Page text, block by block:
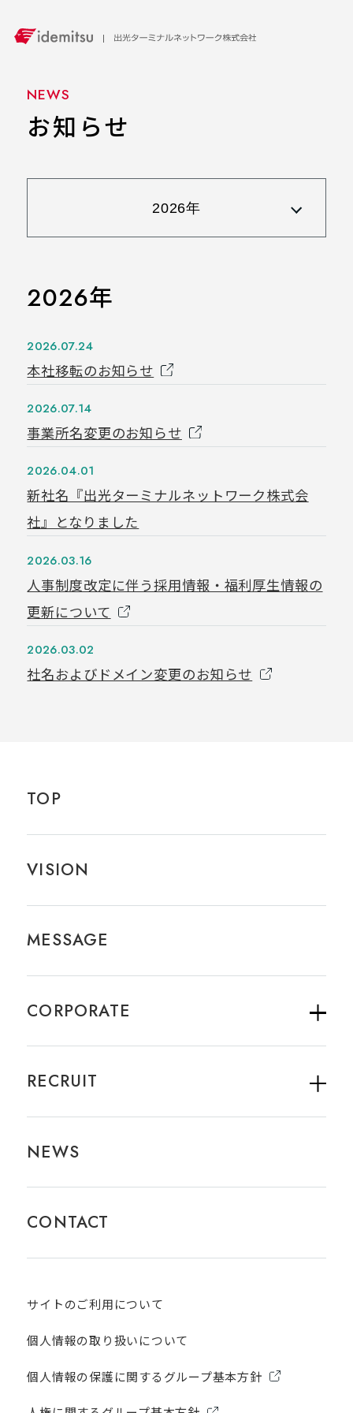
NEWS
お知らせ
2026年
2026.07.24
本社移転のお知らせ
2026.07.14
事業所名変更のお知らせ
2026.04.01
新社名『出光ターミナルネットワーク株式会
社』となりました
2026.03.16
人事制度改定に伴う採用情報・福利厚生情報の
更新について
2026.03.02
社名およびドメイン変更のお知らせ
TOP
VISION
MESSAGE
CORPORATE
RECRUIT
NEWS
CONTACT
サイトのご利用について​
個人情報の取り扱いについて
個人情報の保護に関するグループ基本方針